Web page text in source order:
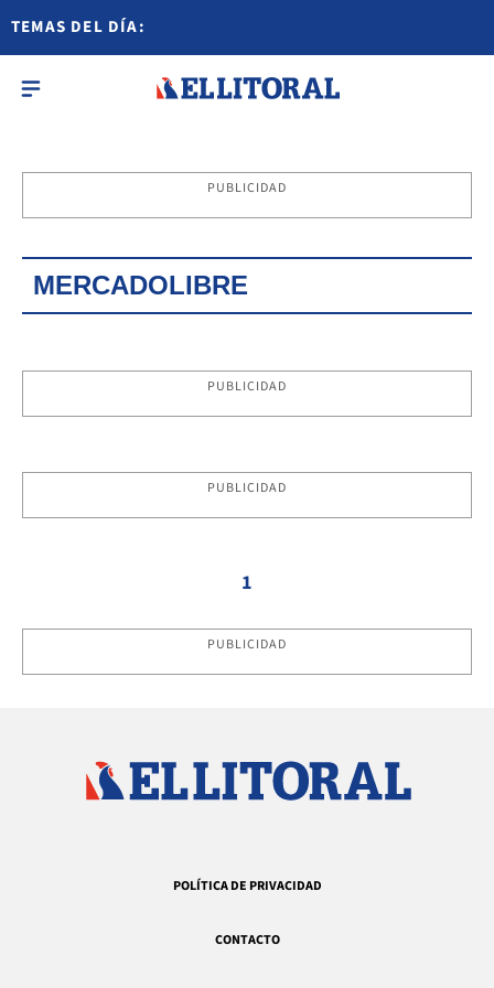
TEMAS DEL DÍA:
PUBLICIDAD
MERCADOLIBRE
PUBLICIDAD
PUBLICIDAD
1
PUBLICIDAD
POLÍTICA DE PRIVACIDAD
CONTACTO